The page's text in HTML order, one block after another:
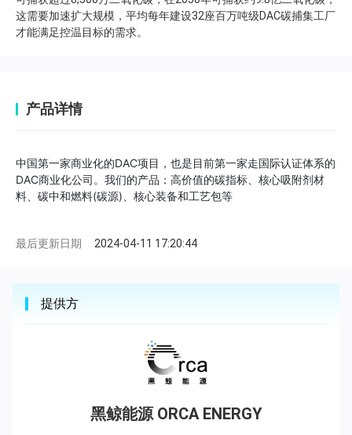
这需要加速扩大规模，平均每年建设32座百万吨级DAC碳捕集工厂
才能满足控温目标的需求。
产品详情
中国第一家商业化的DAC项目，也是目前第一家走国际认证体系的
DAC商业化公司。我们的产品：高价值的碳指标、核心吸附剂材
料、碳中和燃料(碳源)、核心装备和工艺包等
最后更新日期 2024-04-11 17:20:44
提供方
黑鲸能源 ORCA ENERGY